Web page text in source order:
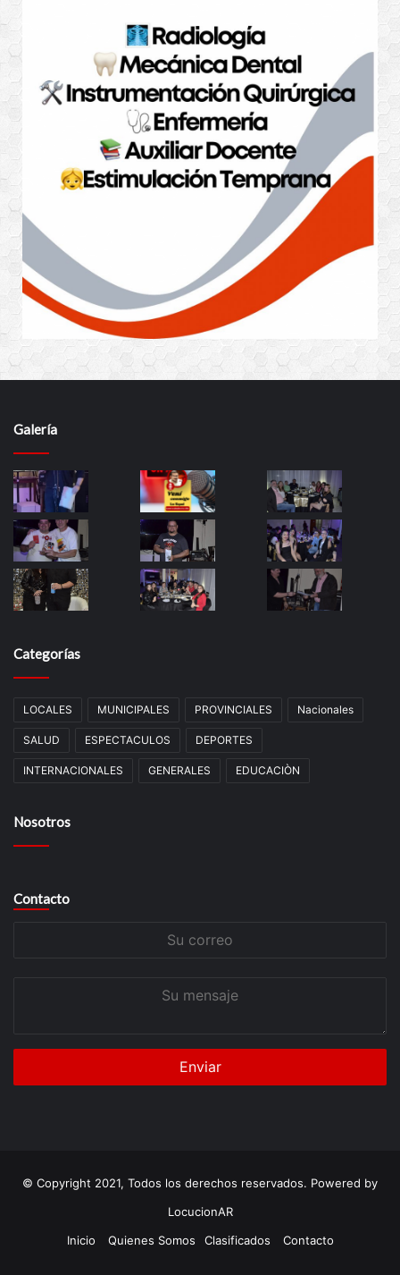
Galería
Categorías
LOCALES MUNICIPALES PROVINCIALES Nacionales
SALUD ESPECTACULOS DEPORTES
INTERNACIONALES GENERALES EDUCACIÒN
Nosotros
Contacto
© Copyright 2021, Todos los derechos reservados. Powered by
LocucionAR
Inicio
Quienes Somos Clasificados Contacto